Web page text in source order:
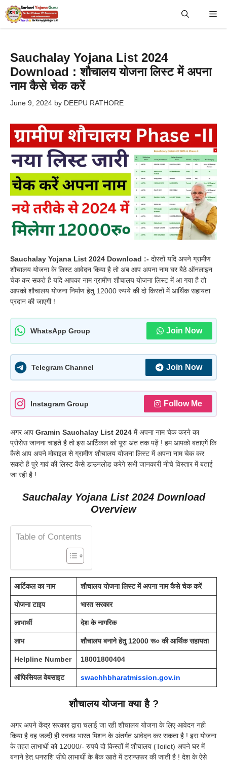
Skip
to
Sauchalay Yojana List 2024
Download : शौचालय योजना लिस्ट में अपना
नाम कैसे चेक करें
June 9, 2024 by DEEPU RATHORE
Sauchalay Yojana List 2024 Download :- दोस्तों यदि अपने ग्रामीण
शौचालय योजना के लिस्ट आवेदन किया है तो अब आप अपना नाम घर बैठे ऑनलाइन
चेक कर सकते है यदि आपका नाम ग्रामीण शौचालय योजना लिस्ट में आ गया है तो
आपको शौचालय योजना निर्माण हेतु 12000 रुपये की दो किस्तों में आर्थिक सहायता
प्रदान की जाएगी !
WhatsApp Group Join Now
Telegram Channel Join Now
Instagram Group Follow Me
अगर आप Gramin Sauchalay List 2024 में अपना नाम चेक करने का
प्रोसेस जानना चाहते है तो इस आर्टिकल को पूरा अंत तक पढ़ें ! हम आपको बताएगें कि
कैसे आप अपने मोबाइल से ग्रामीण शौचालय योजना लिस्ट में अपना नाम चेक कर
सकते है पुरे गावं की लिस्ट कैसे डाउनलोड करेगे सभी जानकारी नीचे विस्तार में बताई
जा रही है !
Sauchalay Yojana List 2024 Download
Overview
Table of Contents
आर्टिकल का नाम शौचालय योजना लिस्ट में अपना नाम कैसे चेक करें
योजना टाइप भारत सरकार
लाभार्थी देश के नागरिक
लाभ शौचालय बनाने हेतु 12000 रू० की आर्थिक सहायता
Helpline Number 18001800404
ऑफिसियल वेबसाइट swachhbharatmission.gov.in
शौचालय योजना क्या है ?
अगर अपने केंद्र सरकार द्वारा चलाई जा रही शौचालय योजना के लिए आवेदन नही
किया है वह जल्दी ही स्वच्छ भारत मिशन के अंतर्गत आवेदन कर सकता है ! इस योजना
के तहत लाभार्थी को 12000/- रुपये दो किस्तों में शौचालय (Toilet) अपने घर में
बनाने हेतु धनराशि सीधे लाभार्थी के बैंक खाते में ट्रान्सफर की जाती है ! देश के ऐसे